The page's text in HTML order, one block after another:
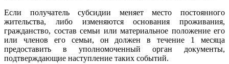
Если получатель субсидии меняет место постоянного
жительства, либо изменяются основания проживания,
гражданство, состав семьи или материальное положение его
или членов его семьи, он должен в течение 1 месяца
предоставить в уполномоченный орган документы,
подтверждающие наступление таких событий.